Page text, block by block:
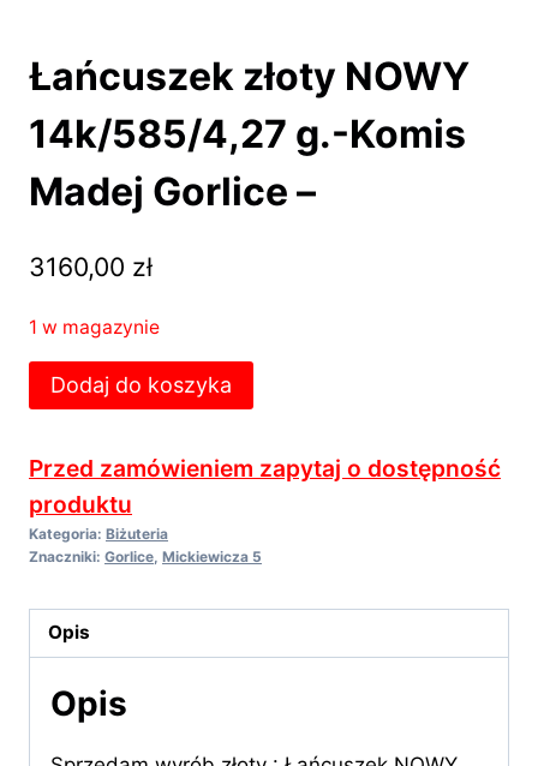
Łańcuszek złoty NOWY
14k/585/4,27 g.-Komis
Madej Gorlice –
3160,00 zł
1 w magazynie
ilość
Łańcuszek
NOWY
14k/585/4,27
g.-
Komis
Gorlice
Dodaj do koszyka
Przed zamówieniem zapytaj o dostępność
produktu
Kategoria: Biżuteria
Znaczniki: Gorlice Mickiewicza 5
Opis
Opis